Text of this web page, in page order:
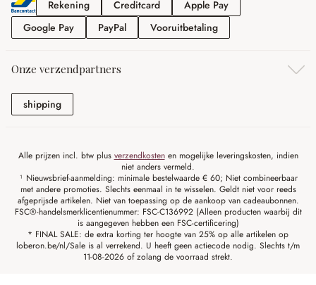
RekeningRekeningCreditcardCreditcardApple PayApple Pay
Google PayGoogle Pay
PayPalPayPalVooruitbetalingVooruitbetaling
Onze verzendpartners
shippingshipping
Alle prijzen incl. btw plus verzendkostenen mogelijke leveringskosten, indien
niet anders vermeld.
¹ Nieuwsbrief-aanmelding: minimale bestelwaarde € 60; Niet combineerbaar
met andere promoties. Slechts eenmaal in te wisselen. Geldt niet voor reeds
afgeprijsde artikelen. Niet van toepassing op de aankoop van cadeaubonnen.
FSC®-handelsmerklicentienummer: FSC-C136992 (Alleen producten waarbij dit
is aangegeven hebben een FSC-certificering)
* FINAL SALE: de extra korting ter hoogte van 25% op alle artikelen op
loberon.be/nl/Sale is al verrekend. U heeft geen actiecode nodig. Slechts t/m
11-08-2026 of zolang de voorraad strekt.